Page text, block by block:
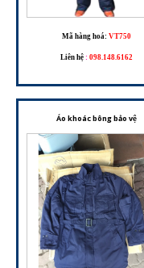
Mã hàng hoá: VT750
Liên hệ : 098.148.6162
Áo khoác bông bảo vệ